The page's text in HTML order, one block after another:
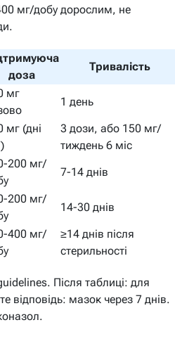
мг/добу дорослим, не
доза
Тривалість
мг
1 день
мг (дні
3 дози, або 150 мг/
тиждень 6 міс
200 мг/
7-14 днів
200 мг/
14-30 днів
400 мг/
≥14 днів після
стерильності
Після таблиці: для
відповідь: мазок через 7 днів.